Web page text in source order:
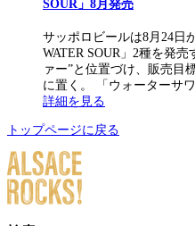
SOUR」8月発売
サッポロビールは8月24日
WATER SOUR」2種を発
ァー”と位置づけ、販売目
に置く。 「ウォーターサ
詳細を見る
トップページに戻る